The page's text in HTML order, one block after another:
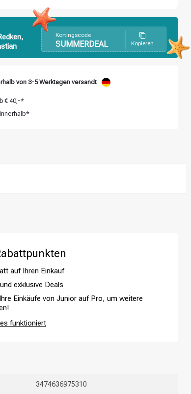
Kortingscode
SUMMERDEAL Kopieren
von 3-5 Werktagen versandt
€ 40,-*
auf Ihren Einkauf
exklusive Deals
Einkäufe von Junior auf Pro, um weitere
funktioniert
3474636975310